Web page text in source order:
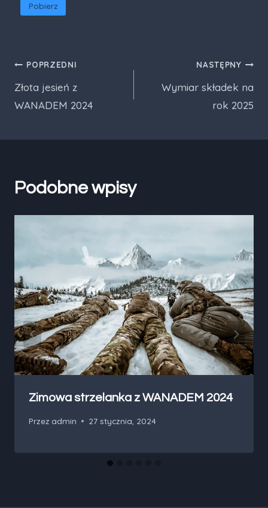
Pobierz
Nawigacja
wpisu
POPRZEDNI
Złota jesień z
WANADEM 2024
NASTĘPNY
Wymiar składek na
rok 2025
Podobne wpisy
Zimowa strzelanka z WANADEM 2024
Przez admin 27 stycznia, 2024